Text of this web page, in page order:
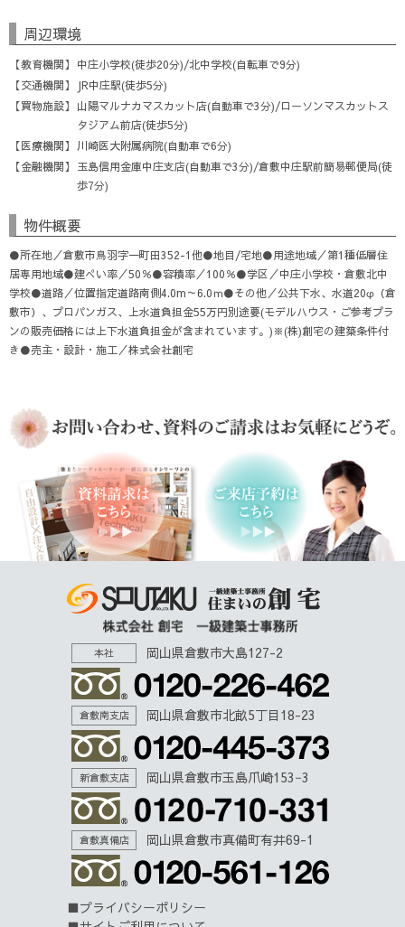
周辺環境
教育機関
中庄小学校(徒歩20分)/北中学校(自転車で9分)
交通機関
JR中庄駅(徒歩5分)
買物施設
山陽マルナカマスカット店(自動車で3分)/ローソンマスカットス
タジアム前店(徒歩5分)
医療機関
川崎医大附属病院(自動車で6分)
金融機関
玉島信用金庫中庄支店(自動車で3分)/倉敷中庄駅前簡易郵便局(徒
歩7分)
物件概要
●所在地／倉敷市鳥羽字一町田352-1他●地目/宅地●用途地域／第1種低層住
居専用地域●建ぺい率／50％●容積率／100％●学区／中庄小学校・倉敷北中
学校●道路／位置指定道路南側4.0m～6.0ｍ●その他／公共下水、水道20φ（倉
敷市）、プロパンガス、上水道負担金55万円別途要(モデルハウス・ご参考プラ
ンの販売価格には上下水道負担金が含まれています。)※(株)創宅の建築条件付
き●売主・設計・施工／株式会社創宅
本社 岡山県倉敷市大島127-2
倉敷南支店 岡山県倉敷市北畝5丁目18-23
新倉敷支店 岡山県倉敷市玉島爪崎153−3
倉敷真備店 岡山県倉敷市真備町有井69-1
プライバシーポリシー